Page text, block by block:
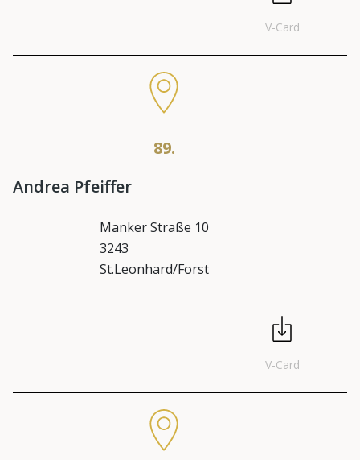
V-Card
89.
Andrea Pfeiffer
Manker Straße 10
3243
St.Leonhard/Forst
V-Card